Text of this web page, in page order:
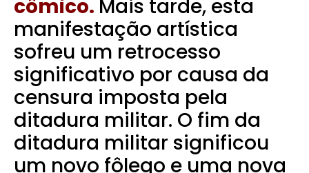
cômico. Mais tarde, esta
manifestação artística
sofreu um retrocesso
significativo por causa da
censura imposta pela
ditadura militar. O fim da
ditadura militar significou
um novo fôlego e uma nova